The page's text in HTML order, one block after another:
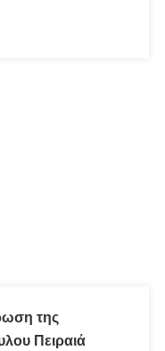
της
Πειραιά